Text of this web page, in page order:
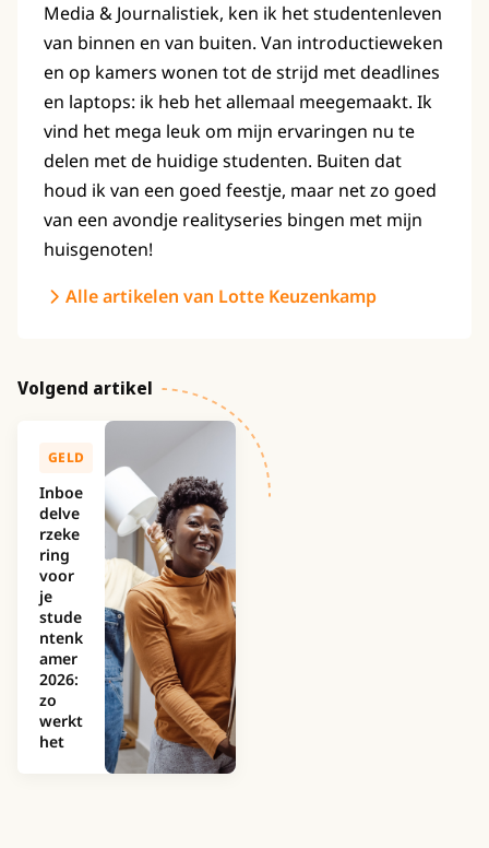
Media & Journalistiek, ken ik het studentenleven
van binnen en van buiten. Van introductieweken
en op kamers wonen tot de strijd met deadlines
en laptops: ik heb het allemaal meegemaakt. Ik
vind het mega leuk om mijn ervaringen nu te
delen met de huidige studenten. Buiten dat
houd ik van een goed feestje, maar net zo goed
van een avondje realityseries bingen met mijn
huisgenoten!
Alle artikelen van Lotte Keuzenkamp
Volgend artikel
GELD
Inboe
delve
rzeke
ring
voor
je
stude
ntenk
amer
2026:
zo
werkt
het